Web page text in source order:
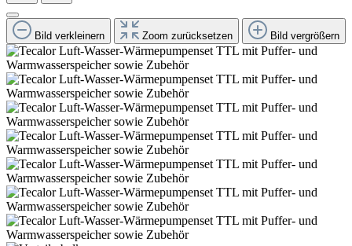
Bild verkleinern Zoom zurücksetzen Bild vergrößern